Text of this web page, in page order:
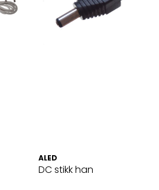
ALED
DC stikk han